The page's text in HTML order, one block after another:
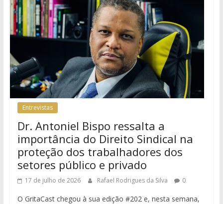
Entrevistas
Dr. Antoniel Bispo ressalta a
importância do Direito Sindical na
proteção dos trabalhadores dos
setores público e privado
17 de julho de 2026 Rafael Rodrigues da Silva 0
O GritaCast chegou à sua edição #202 e, nesta semana,